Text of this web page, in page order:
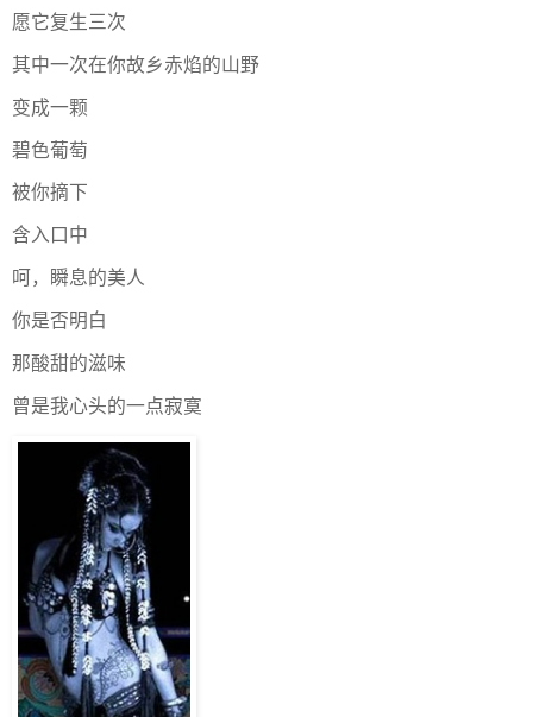
愿它复生三次
其中一次在你故乡赤焰的山野
变成一颗
碧色葡萄
被你摘下
含入口中
呵，瞬息的美人
你是否明白
那酸甜的滋味
曾是我心头的一点寂寞